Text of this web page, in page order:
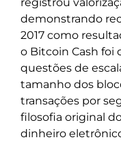
demonstrando
2017 como
o Bitcoin Cash foi
questões de
tamanho dos
transações por
filosofia original
dinheiro